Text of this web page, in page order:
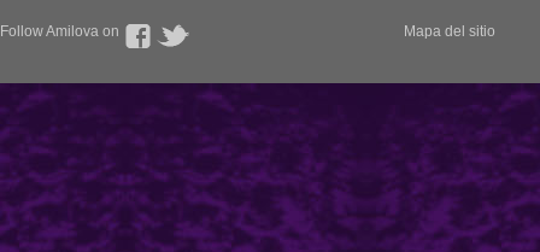
Follow Amilova on Mapa del sitio